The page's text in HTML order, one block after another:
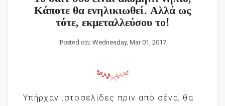
Κάποτε θα ενηλικιωθεί. Αλλά ως
τότε, εκμεταλλεύσου το!
Posted on: Wednesday, Mar 01, 2017
Υπήρχαν ιστοσελίδες πριν από σένα, θα